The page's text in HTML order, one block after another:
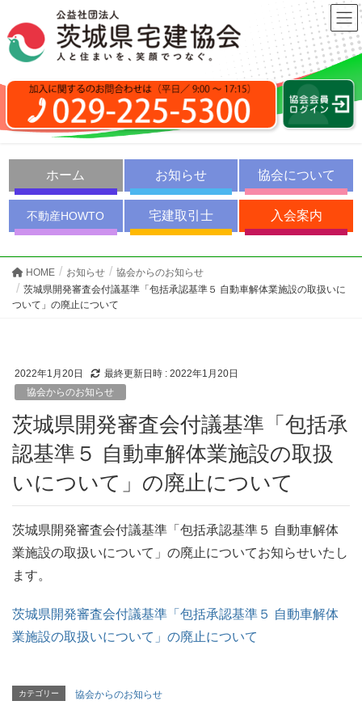
ホーム お知らせ 協会について
不動産HOWTO 宅建取引士 入会案内
HOME お知らせ
協会からのお知らせ
茨城県開発審査会付議基準「包括承認基準５ 自動車解体業施設の取扱いに
ついて」の廃止について
2022年1月20日 最終更新日時 : 2022年1月20日
協会からのお知らせ
茨城県開発審査会付議基準「包括承
認基準５ 自動車解体業施設の取扱
いについて」の廃止について
茨城県開発審査会付議基準「包括承認基準５ 自動車解体
業施設の取扱いについて」の廃止についてお知らせいたし
ます。
茨城県開発審査会付議基準「包括承認基準５ 自動車解体
業施設の取扱いについて」の廃止について
カテゴリー 協会からのお知らせ